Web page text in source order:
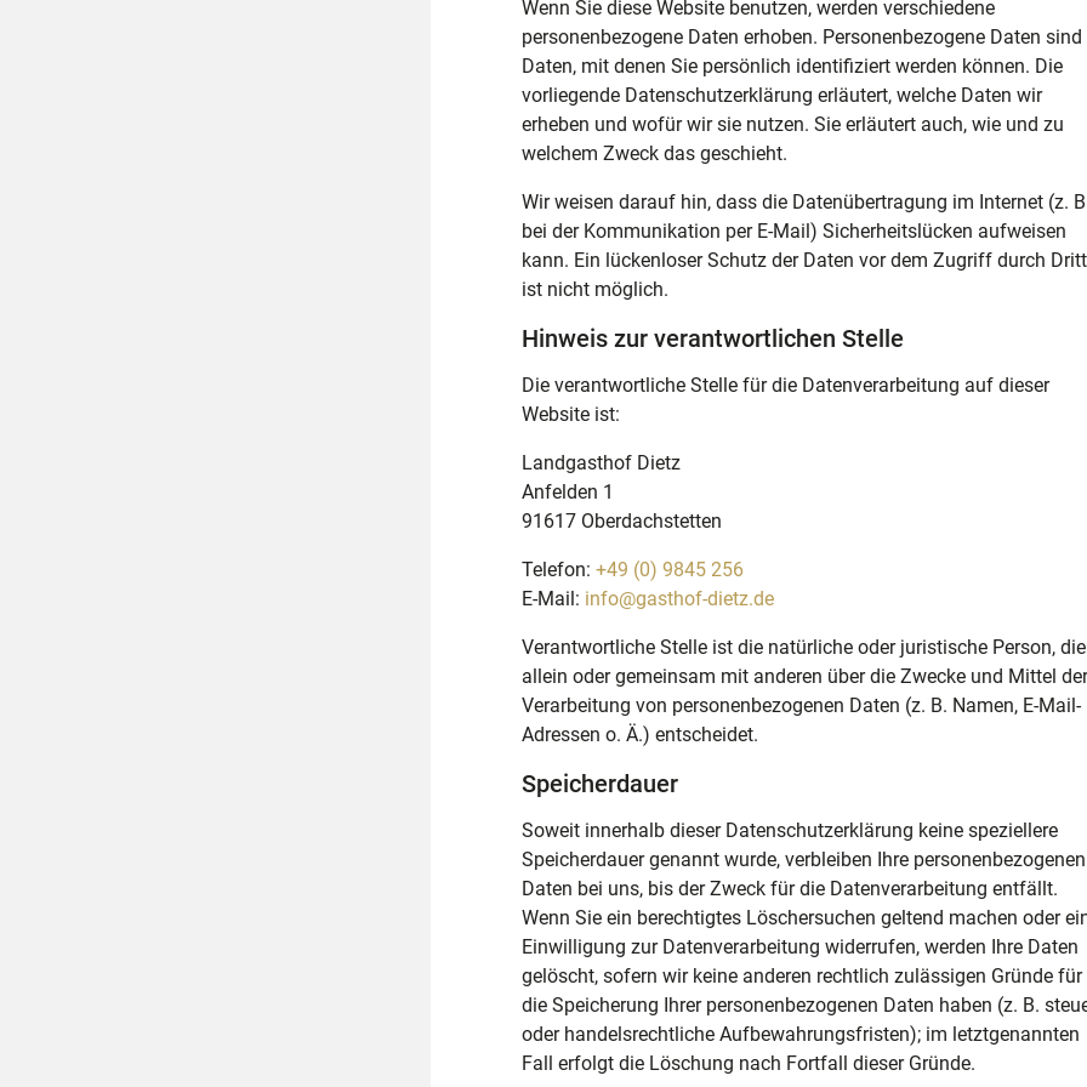
Wenn Sie diese Website benutzen, werden verschiedene
personenbezogene Daten erhoben. Personenbezogene Daten sind
Daten, mit denen Sie persönlich identifiziert werden können. Die
vorliegende Datenschutzerklärung erläutert, welche Daten wir
erheben und wofür wir sie nutzen. Sie erläutert auch, wie und zu
welchem Zweck das geschieht.
Wir weisen darauf hin, dass die Datenübertragung im Internet (z.
bei der Kommunikation per E-Mail) Sicherheitslücken aufweisen
kann. Ein lückenloser Schutz der Daten vor dem Zugriff durch
ist nicht möglich.
Hinweis zur verantwortlichen Stelle
Die verantwortliche Stelle für die Datenverarbeitung auf dieser
Website ist:
Landgasthof Dietz
Anfelden 1
91617 Oberdachstetten
Telefon: +49 (0) 9845 256
E-Mail: info@gasthof-dietz.de
Verantwortliche Stelle ist die natürliche oder juristische Person, die
allein oder gemeinsam mit anderen über die Zwecke und Mittel der
Verarbeitung von personenbezogenen Daten (z. B. Namen, E-Mail-
Adressen o. Ä.) entscheidet.
Speicherdauer
Soweit innerhalb dieser Datenschutzerklärung keine speziellere
Speicherdauer genannt wurde, verbleiben Ihre personenbezogenen
Daten bei uns, bis der Zweck für die Datenverarbeitung entfällt.
Wenn Sie ein berechtigtes Löschersuchen geltend machen oder
Einwilligung zur Datenverarbeitung widerrufen, werden Ihre Daten
gelöscht, sofern wir keine anderen rechtlich zulässigen Gründe für
die Speicherung Ihrer personenbezogenen Daten haben (z. B.
oder handelsrechtliche Aufbewahrungsfristen); im letztgenannten
Fall erfolgt die Löschung nach Fortfall dieser Gründe.